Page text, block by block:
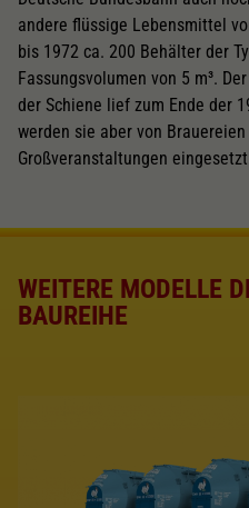
andere flüssige Lebensmittel
bis 1972 ca. 200 Behälter der
Fassungsvolumen von 5 m³.
der Schiene lief zum Ende der
werden sie aber von
Großveranstaltungen
WEITERE MODELLE
BAUREIHE